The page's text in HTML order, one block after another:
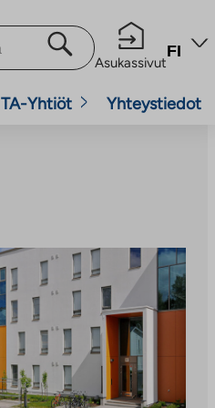
Asukassivut
FI
TA-Yhtiöt Yhteystiedot